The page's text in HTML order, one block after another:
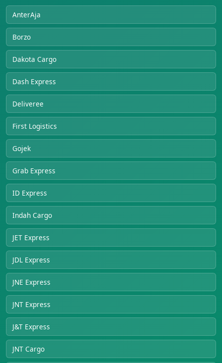
AnterAja
Borzo
Dakota Cargo
Dash Express
Deliveree
First Logistics
Gojek
Grab Express
ID Express
Indah Cargo
JET Express
JDL Express
JNE Express
JNT Express
J&T Express
JNT Cargo